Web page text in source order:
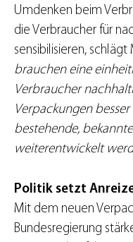
Umdenken beim
die Verbraucher für
sensibilisieren,
brauchen eine
Verbraucher
Verpackungen
bestehende,
weiterentwickelt
Politik setzt
Mit dem neuen
Bundesregierung